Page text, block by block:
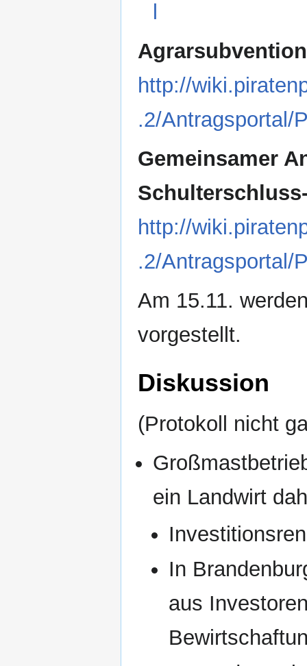
http://
.2/Antragsportal/
Gemeinsamer
http://
.2/Antragsportal/
Am 15.11.
vorgestellt.
Diskussion
(Protokoll nicht
ein Landwirt
In
aus